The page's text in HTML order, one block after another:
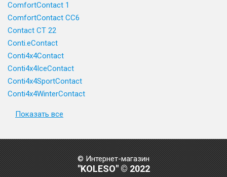
ComfortContact 1
ComfortContact CC6
Contact CT 22
Conti.eContact
Conti4x4Contact
Conti4x4IceContact
Conti4x4SportContact
Conti4x4WinterContact
Показать все
© Интернет-магазин
"KOLESO" © 2022